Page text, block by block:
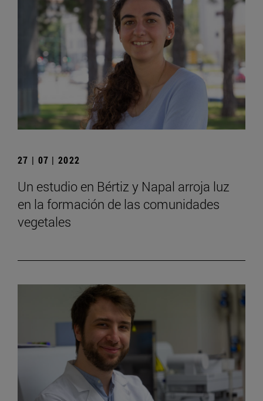
27 | 07 | 2022
Un estudio en Bértiz y Napal arroja luz
en la formación de las comunidades
vegetales